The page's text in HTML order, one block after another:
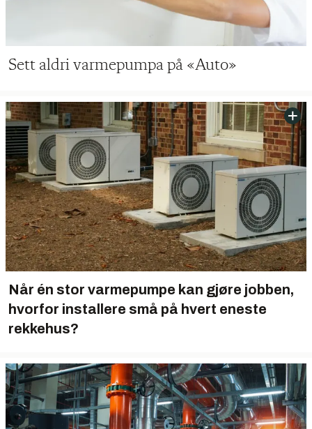
Sett aldri varmepumpa på «Auto»
Når én stor varmepumpe kan gjøre jobben,
hvorfor installere små på hvert eneste
rekkehus?